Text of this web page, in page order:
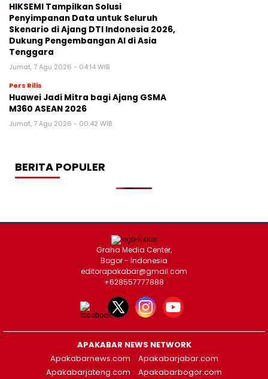
HIKSEMI Tampilkan Solusi
Penyimpanan Data untuk Seluruh
Skenario di Ajang DTI Indonesia 2026,
Dukung Pengembangan AI di Asia
Tenggara
Jumat, 7 Agu 2026 - 04:14 WIB
Pers Rilis
Huawei Jadi Mitra bagi Ajang GSMA
M360 ASEAN 2026
Jumat, 7 Agu 2026 - 00:42 WIB
BERITA POPULER
Graha Media Center,
Bogor - Indonesia
editorapakabar@gmail.com
+628557777888
APAKABAR NEWS NETWORK
Apakabarnews.com
Apakabarjabar.com
Apakabarjateng.com
Apakabarbogor.com